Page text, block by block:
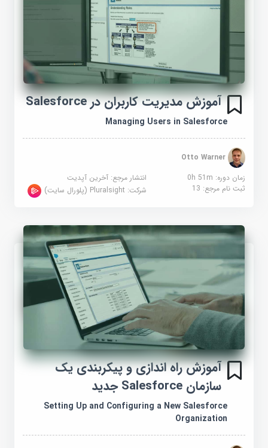
آموزش مدیریت کاربران در Salesforce
Managing Users in Salesforce
Otto Warner
زمان دوره: 0h 51m
انتشار مرجع:آخرین آپدیت
ثبت نام مرجع:13 شرکت:Pluralsight (پلورال سایت)
آموزش راه اندازی و پیکربندی یک
سازمان Salesforce جدید
Setting Up and Configuring a New Salesforce
Organization